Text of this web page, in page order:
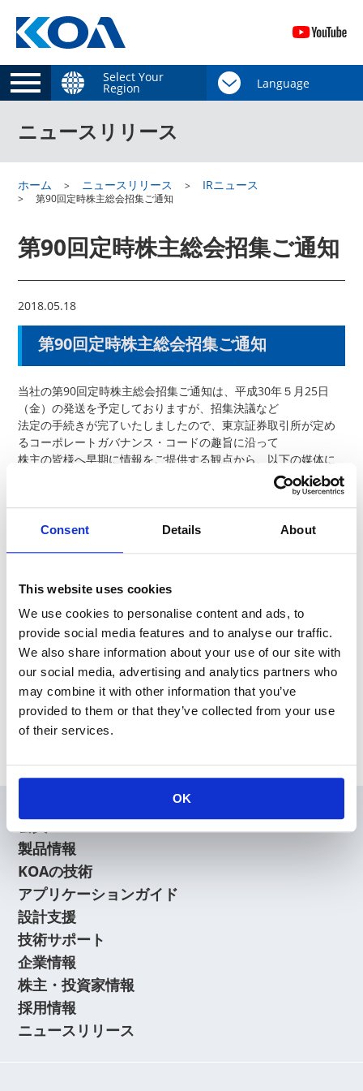
Consent Details About
This website uses cookies
We use cookies to personalise content and ads, to
provide social media features and to analyse our traffic.
We also share information about your use of our site with
our social media, advertising and analytics partners who
may combine it with other information that you’ve
provided to them or that they’ve collected from your use
of their services.
OK
Select Your
Region
ニュースリリース
ホーム ニュースリリース IRニュース
第90回定時株主総会招集ご通知
第90回定時株主総会招集ご通知
2018.05.18
第90回定時株主総会招集ご通知
当社の第90回定時株主総会招集ご通知は、平成30年５月25日
（金）の発送を予定しておりますが、招集決議など
法定の手続きが完了いたしましたので、東京証券取引所が定め
るコーポレートガバナンス・コードの趣旨に沿って
株主の皆様へ早期に情報をご提供する観点から、以下の媒体に
当社ウェブサイト
（
https://www.koaglobal.com/ir/stock/soukai ）
東京証券取引所ウェブサイト「東証上場会社情報サービ
ス」
ム」
News Release
Archive
会員
製品情報
KOAの技術
アプリケーションガイド
設計支援
技術サポート
企業情報
株主・投資家情報
採用情報
ニュースリリース